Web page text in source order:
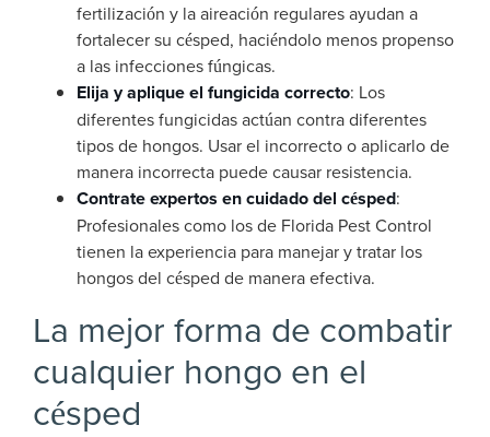
fertilización y la aireación regulares ayudan a
fortalecer su césped, haciéndolo menos propenso
a las infecciones fúngicas.
Elija y aplique el fungicida correcto: Los
diferentes fungicidas actúan contra diferentes
tipos de hongos. Usar el incorrecto o aplicarlo de
manera incorrecta puede causar resistencia.
Contrate expertos en cuidado del césped:
Profesionales como los de Florida Pest Control
tienen la experiencia para manejar y tratar los
hongos del césped de manera efectiva.
La mejor forma de combatir
cualquier hongo en el
césped